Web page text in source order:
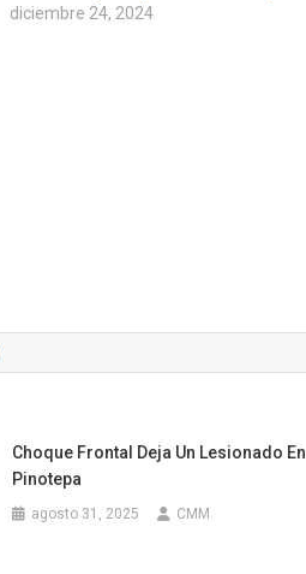
diciembre 24, 2024
Choque Frontal Deja Un Lesionado En
Pinotepa
agosto 31, 2025 CMM